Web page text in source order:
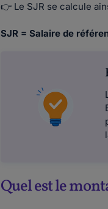
👉 Le SJR se calcule
SJR = Salaire de
Quel est le